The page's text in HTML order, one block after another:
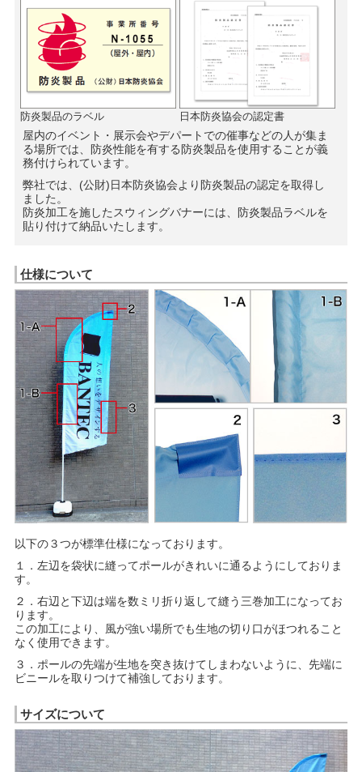
防炎製品のラベル 日本防炎協会の認定書
屋内のイベント・展示会やデパートでの催事などの人が集ま
る場所では、防炎性能を有する防炎製品を使用することが義
務付けられています。
弊社では、(公財)日本防炎協会より防炎製品の認定を取得し
ました。
防炎加工を施したスウィングバナーには、防炎製品ラベルを
貼り付けて納品いたします。
仕様について
以下の３つが標準仕様になっております。
１．左辺を袋状に縫ってポールがきれいに通るようにしておりま
す。
２．右辺と下辺は端を数ミリ折り返して縫う三巻加工になってお
ります。
この加工により、風が強い場所でも生地の切り口がほつれること
なく使用できます。
３．ポールの先端が生地を突き抜けてしまわないように、先端に
ビニールを取りつけて補強しております。
サイズについて